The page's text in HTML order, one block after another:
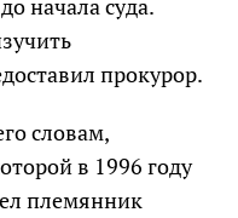
начала суда.
прокурор.
словам,
в 1996 году
племянник